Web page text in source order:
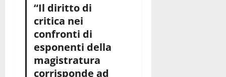
“Il diritto di
critica nei
confronti di
esponenti della
magistratura
corrisponde ad